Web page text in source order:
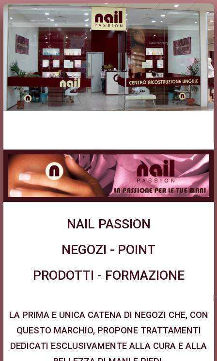
NAIL PASSION
NEGOZI - POINT
PRODOTTI - FORMAZIONE
LA PRIMA E UNICA CATENA DI NEGOZI CHE, CON
QUESTO MARCHIO, PROPONE TRATTAMENTI
DEDICATI ESCLUSIVAMENTE ALLA CURA E ALLA